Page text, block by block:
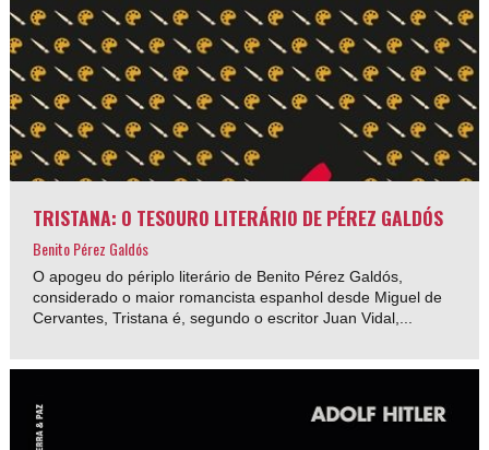
TRISTANA: O TESOURO LITERÁRIO DE PÉREZ GALDÓS
Benito Pérez Galdós
O apogeu do périplo literário de Benito Pérez Galdós,
considerado o maior romancista espanhol desde Miguel de
Cervantes, Tristana é, segundo o escritor Juan Vidal,...